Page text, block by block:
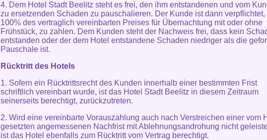
4. Dem Hotel Stadt Beelitz steht es frei, den ihm entstandenen und vom
zu ersetzenden Schaden zu pauschalieren. Der Kunde ist dann verpflichtet,
100% des vertraglich vereinbarten Preises für Übernachtung mit oder ohne
Frühstück, zu zahlen. Dem Kunden steht der Nachweis frei, dass kein
entstanden oder der dem Hotel entstandene Schaden niedriger als die
Pauschale ist.
Rücktritt des Hotels
1. Sofern ein Rücktrittsrecht des Kunden innerhalb einer bestimmten Frist
schriftlich vereinbart wurde, ist das Hotel Stadt Beelitz in diesem Zeitraum
seinerseits berechtigt, zurückzutreten.
2. Wird eine vereinbarte Vorauszahlung auch nach Verstreichen einer vom
gesetzten angemessenen Nachfrist mit Ablehnungsandrohung nicht
ist das Hotel ebenfalls zum Rücktritt vom Vertrag berechtigt.